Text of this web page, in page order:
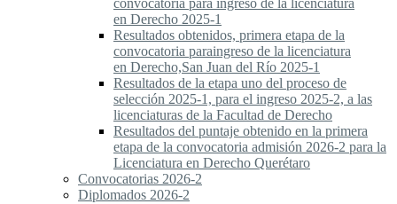
convocatoria para ingreso de la licenciatura
en Derecho 2025-1
Resultados obtenidos, primera etapa de la
convocatoria paraingreso de la licenciatura
en Derecho,San Juan del Río 2025-1
Resultados de la etapa uno del proceso de
selección 2025-1, para el ingreso 2025-2, a las
licenciaturas de la Facultad de Derecho
Resultados del puntaje obtenido en la primera
etapa de la convocatoria admisión 2026-2 para la
Licenciatura en Derecho Querétaro
Convocatorias 2026-2
Diplomados 2026-2